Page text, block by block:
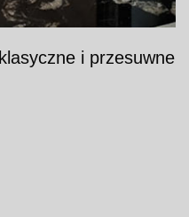
klasyczne i przesuwne